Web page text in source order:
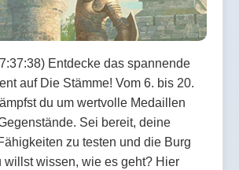
Entdecke das spannende
auf Die Stämme! Vom 6. bis 20.
du um wertvolle Medaillen
Sei bereit, deine
zu testen und die Burg
willst wissen, wie es geht? Hier